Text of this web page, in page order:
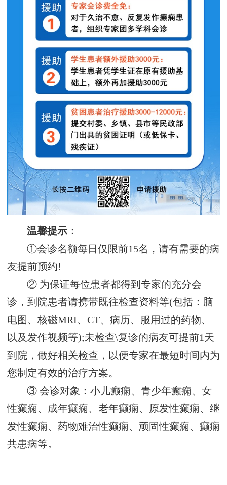
温馨提示：
①会诊名额每日仅限前15名，请有需要的病
友提前预约!
② 为保证每位患者都得到专家的充分会
诊，到院患者请携带既往检查资料等(包括：脑
电图、核磁MRI、CT、病历、服用过的药物、
以及发作视频等);未检查\复诊的病友可提前1天
到院，做好相关检查，以便专家在最短时间内为
您制定有效的治疗方案。
③ 会诊对象：小儿癫痫、青少年癫痫、女
性癫痫、成年癫痫、老年癫痫、原发性癫痫、继
发性癫痫、药物难治性癫痫、顽固性癫痫、癫痫
共患病等。